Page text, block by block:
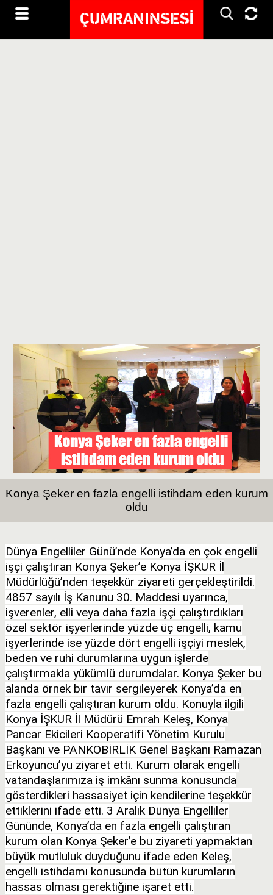
Konya Şeker en fazla engelli istihdam eden kurum
oldu
Dünya Engelliler Günü’nde Konya’da en çok engelli
işçi çalıştıran Konya Şeker’e Konya İŞKUR İl
Müdürlüğü’nden teşekkür ziyareti gerçekleştirildi.
4857 sayılı İş Kanunu 30. Maddesi uyarınca,
işverenler, elli veya daha fazla işçi çalıştırdıkları
özel sektör işyerlerinde yüzde üç engelli, kamu
işyerlerinde ise yüzde dört engelli işçiyi meslek,
beden ve ruhi durumlarına uygun işlerde
çalıştırmakla yükümlü durumdalar. Konya Şeker bu
alanda örnek bir tavır sergileyerek Konya’da en
fazla engelli çalıştıran kurum oldu. Konuyla ilgili
Konya İŞKUR İl Müdürü Emrah Keleş, Konya
Pancar Ekicileri Kooperatifi Yönetim Kurulu
Başkanı ve PANKOBİRLİK Genel Başkanı Ramazan
Erkoyuncu’yu ziyaret etti. Kurum olarak engelli
vatandaşlarımıza iş imkânı sunma konusunda
gösterdikleri hassasiyet için kendilerine teşekkür
ettiklerini ifade etti. 3 Aralık Dünya Engelliler
Gününde, Konya’da en fazla engelli çalıştıran
kurum olan Konya Şeker’e bu ziyareti yapmaktan
büyük mutluluk duyduğunu ifade eden Keleş,
engelli istihdamı konusunda bütün kurumların
hassas olması gerektiğine işaret etti.